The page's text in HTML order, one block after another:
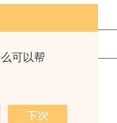
可以帮